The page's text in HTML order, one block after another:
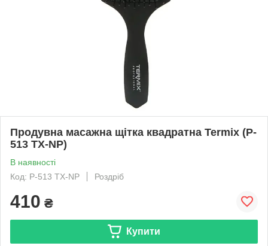
Продувна масажна щітка квадратна Termix (P-
513 TX-NP)
В наявності
Код: P-513 TX-NP
Роздріб
410 ₴
Купити